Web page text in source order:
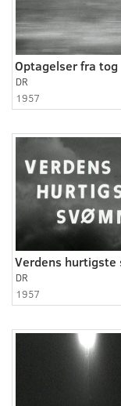
Optagelser fra tog
DR
1957
DR
1957